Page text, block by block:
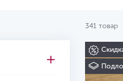
Liberty Loose Lay
Premium 12
341 товар